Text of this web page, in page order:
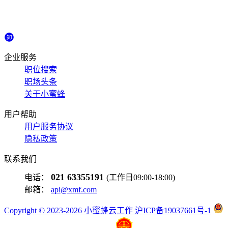
企业服务
职位搜索
职场头条
关于小蜜蜂
用户帮助
用户服务协议
隐私政策
联系我们
电话： 021 63355191 (工作日09:00-18:00)
邮箱： api@xmf.com
Copyright © 2023-2026 小蜜蜂云工作 沪ICP备19037661号-1